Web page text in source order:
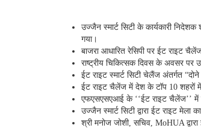
उज्जैन स्मार्ट सिटी के कार्यकारी
गया।
बाजरा आधारित रेसिपी पर ईट राइट
राष्ट्रीय चिकित्सक दिवस के अवसर पर
ईट राइट स्मार्ट सिटी चेलैंज अंतर्गत
ईट राइट चैलेंज में देश के टॉप 10 शहरों में
एफएसएसएआई के ‘‘ईट राइट चैलेंज’’ में
उज्जैन स्मार्ट सिटी द्वारा ईट राइट मेला
श्री मनोज जोशी, सचिव, MoHUA